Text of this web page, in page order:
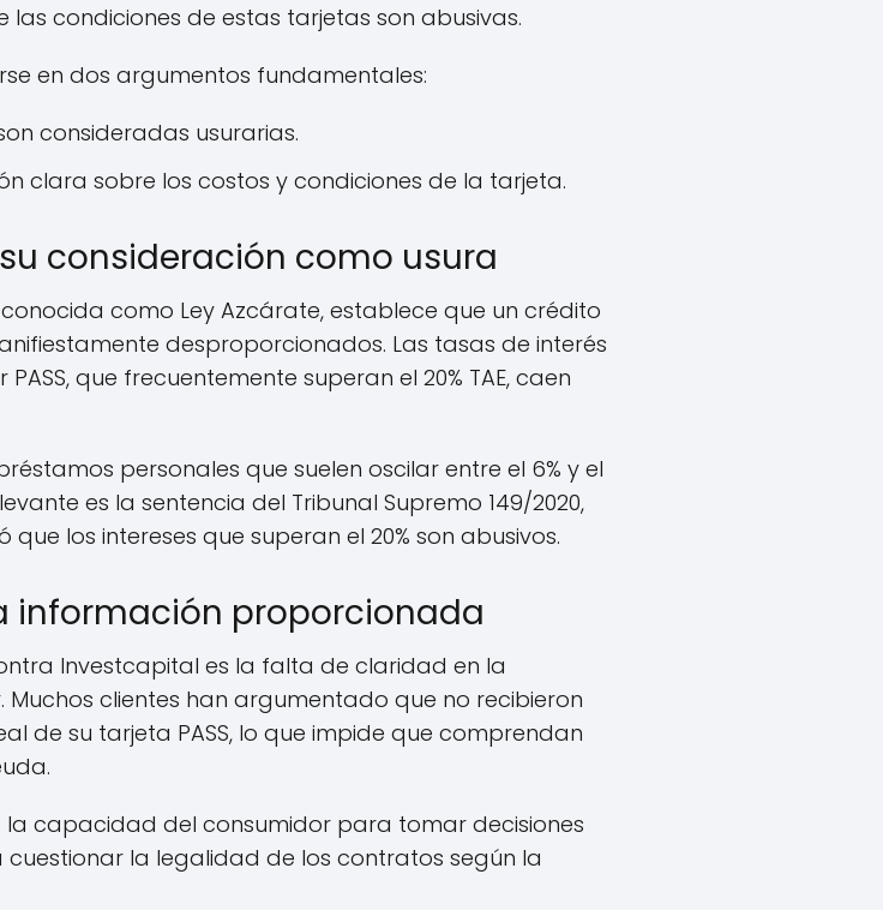
condiciones de estas tarjetas son abusivas.
en dos argumentos fundamentales:
consideradas usurarias.
clara sobre los costos y condiciones de la tarjeta.
consideración como usura
como Ley Azcárate, establece que un crédito
desproporcionados. Las tasas de interés
que frecuentemente superan el 20% TAE, caen
personales que suelen oscilar entre el 6% y el
es la sentencia del Tribunal Supremo 149/2020,
los intereses que superan el 20% son abusivos.
información proporcionada
Investcapital es la falta de claridad en la
clientes han argumentado que no recibieron
de su tarjeta PASS, lo que impide que comprendan
capacidad del consumidor para tomar decisiones
la legalidad de los contratos según la